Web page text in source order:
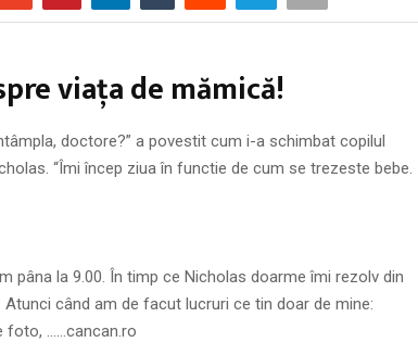
viaţa de mămică!
doctore?” a povestit cum i-a schimbat copilul
“Îmi încep ziua în functie de cum se trezeste bebe.
pâna la 9.00. În timp ce Nicholas doarme îmi rezolv din
când am de facut lucruri ce tin doar de mine:
foto, ……cancan.ro